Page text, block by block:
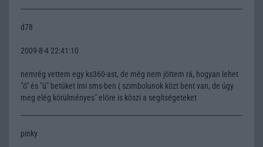
d78
2009-8-4 22:41:10
nemrég vettem egy ks360-ast, de még nem jöttem rá, hogyan lehet
"ö" és "ü" betüket irni sms-ben ( szimbolunok közt bent van, de úgy
meg elég körülményes" előre is köszi a segítségeteket
pinky